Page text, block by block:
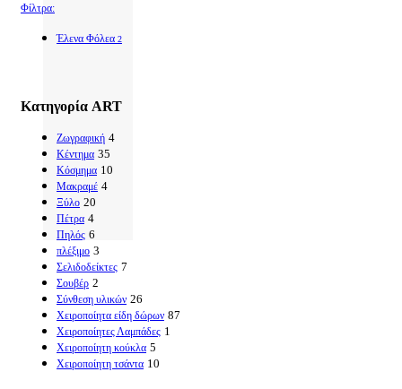
Φίλτρα:
Έλενα Φόλεα 2
Κατηγορία ART
Ζωγραφική 4
Κέντημα 35
Κόσμημα 10
Μακραμέ 4
Ξύλο 20
Πέτρα 4
Πηλός 6
πλέξιμο 3
Σελιδοδείκτες 7
Σουβέρ 2
Σύνθεση υλικών 26
Χειροποίητα είδη δώρων 87
Χειροποίητες Λαμπάδες 1
Χειροποίητη κούκλα 5
Χειροποίητη τσάντα 10